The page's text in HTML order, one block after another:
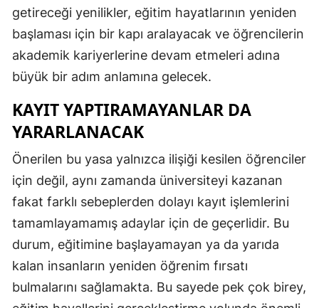
getireceği yenilikler, eğitim hayatlarının yeniden
başlaması için bir kapı aralayacak ve öğrencilerin
akademik kariyerlerine devam etmeleri adına
büyük bir adım anlamına gelecek.
KAYIT YAPTIRAMAYANLAR DA
YARARLANACAK
Önerilen bu yasa yalnızca ilişiği kesilen öğrenciler
için değil, aynı zamanda üniversiteyi kazanan
fakat farklı sebeplerden dolayı kayıt işlemlerini
tamamlayamamış adaylar için de geçerlidir. Bu
durum, eğitimine başlayamayan ya da yarıda
kalan insanların yeniden öğrenim fırsatı
bulmalarını sağlamakta. Bu sayede pek çok birey,